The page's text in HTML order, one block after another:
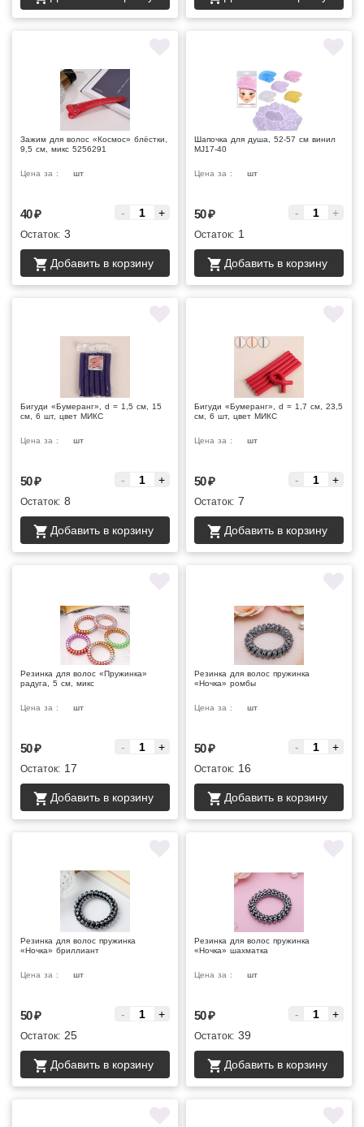
Зажим для волос «Космос» блёстки,
9,5 см, микс 5256291
Цена за : шт
40₽ - +
Остаток: 3
Добавить в корзину
Шапочка для душа, 52-57 см винил
MJ17-40
Цена за : шт
50₽ - +
Остаток: 1
Добавить в корзину
Бигуди «Бумеранг», d = 1,5 см, 15
см, 6 шт, цвет МИКС
Цена за : шт
50₽ - +
Остаток: 8
Добавить в корзину
Бигуди «Бумеранг», d = 1,7 см, 23,5
см, 6 шт, цвет МИКС
Цена за : шт
50₽ - +
Остаток: 7
Добавить в корзину
Резинка для волос «Пружинка»
радуга, 5 см, микс
Цена за : шт
50₽ - +
Остаток: 17
Добавить в корзину
Резинка для волос пружинка
«Ночка» ромбы
Цена за : шт
50₽ - +
Остаток: 16
Добавить в корзину
Резинка для волос пружинка
«Ночка» бриллиант
Цена за : шт
50₽ - +
Остаток: 25
Добавить в корзину
Резинка для волос пружинка
«Ночка» шахматка
Цена за : шт
50₽ - +
Остаток: 39
Добавить в корзину